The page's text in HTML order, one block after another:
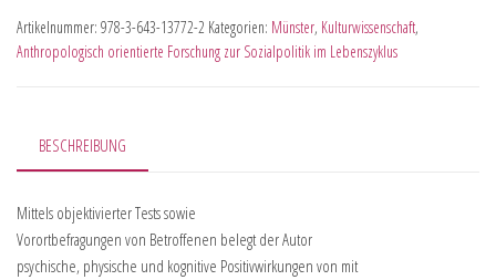
Artikelnummer: 978-3-643-13772-2 Kategorien: Münster, Kulturwissenschaft,
Anthropologisch orientierte Forschung zur Sozialpolitik im Lebenszyklus
BESCHREIBUNG
Mittels objektivierter Tests sowie
Vorortbefragungen von Betroffenen belegt der Autor
psychische, physische und kognitive Positivwirkungen von mit